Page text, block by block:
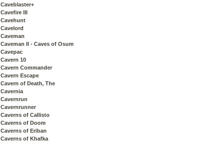
Caveblaster+
Cavefire III
Cavehunt
Cavelord
Caveman
Caveman II - Caves of Osum
Cavepac
Cavern 10
Cavern Commander
Cavern Escape
Cavern of Death, The
Cavernia
Cavernrun
Cavernrunner
Caverns of Callisto
Caverns of Doom
Caverns of Eriban
Caverns of Khafka